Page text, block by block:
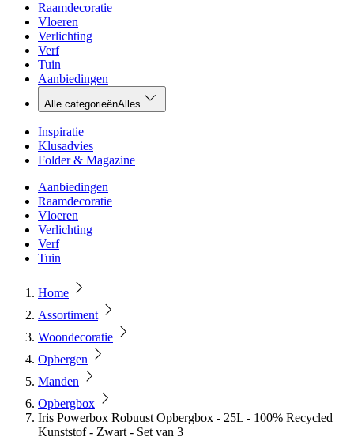
Raamdecoratie
Vloeren
Verlichting
Verf
Tuin
Aanbiedingen
Alle categorieënAlles
Inspiratie
Klusadvies
Folder & Magazine
Aanbiedingen
Raamdecoratie
Vloeren
Verlichting
Verf
Tuin
Home
Assortiment
Woondecoratie
Opbergen
Manden
Opbergbox
Iris Powerbox Robuust Opbergbox - 25L - 100% Recycled
Kunststof - Zwart - Set van 3